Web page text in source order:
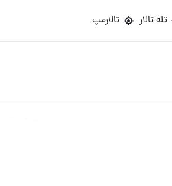
تله تالار تالارمپ